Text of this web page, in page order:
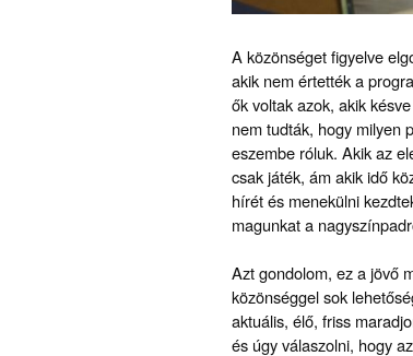
A közönséget figyelve
akik nem értették a
ők voltak azok, akik
nem tudták, hogy milyen
eszembe róluk. Akik az
csak játék, ám akik idő
hírét és menekülni
magunkat a
Azt gondolom, ez a jövő
közönséggel sok
aktuális, élő, friss
és úgy válaszolni, hogy